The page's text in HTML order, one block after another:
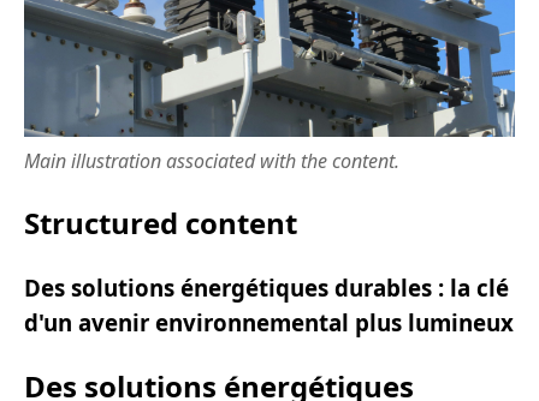
Main illustration associated with the content.
Structured content
Des solutions énergétiques durables : la clé
d'un avenir environnemental plus lumineux
Des solutions énergétiques